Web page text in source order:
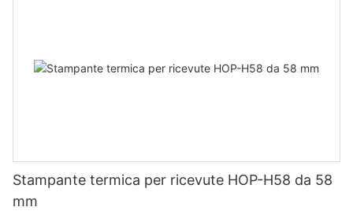
Stampante termica per ricevute HOP-H58 da 58
mm